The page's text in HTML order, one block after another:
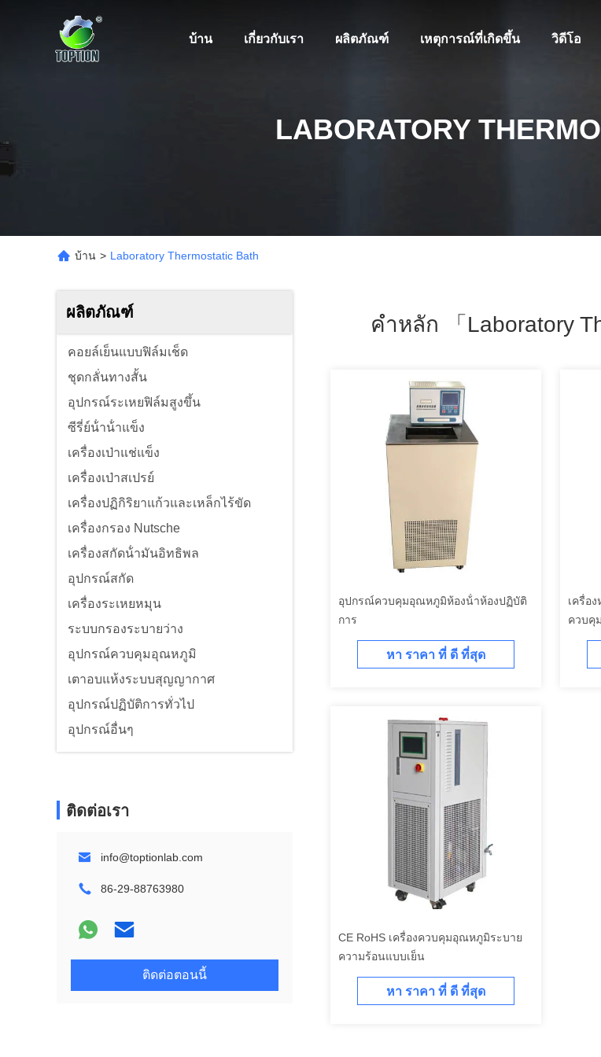
บ้าน เกี่ยวกับเรา ผลิตภัณฑ์ เหตุการณ์ที่เกิดขึ้น วิดีโอ
LABORATORY
บ้าน > Laboratory Thermostatic Bath
ผลิตภัณฑ์
คอยล์เย็นแบบฟิล์มเช็ด
ชุดกลั่นทางสั้น
อุปกรณ์ระเหยฟิล์มสูงขึ้น
ซีรี่ย์น้ําน้ําแข็ง
เครื่องเป่าแช่แข็ง
เครื่องเป่าสเปรย์
เครื่องปฏิกิริยาแก้วและเหล็กไร้ขัด
เครื่องกรอง Nutsche
เครื่องสกัดน้ํามันอิทธิพล
อุปกรณ์สกัด
เครื่องระเหยหมุน
ระบบกรองระบายว่าง
อุปกรณ์ควบคุมอุณหภูมิ
เตาอบแห้งระบบสุญญากาศ
อุปกรณ์ปฏิบัติการทั่วไป
อุปกรณ์อื่นๆ
ติดต่อเรา
info@toptionlab.com
86-29-88763980
ติดต่อตอนนี้
คำหลัก 「laboratory
อุปกรณ์ควบคุมอุณหภูมิห้องน้ําห้องปฏิบัติ
การ
หา ราคา ที่ ดี ที่สุด
เครื่อ
ควบคุ
CE RoHS เครื่องควบคุมอุณหภูมิระบาย
ความร้อนแบบเย็น
หา ราคา ที่ ดี ที่สุด